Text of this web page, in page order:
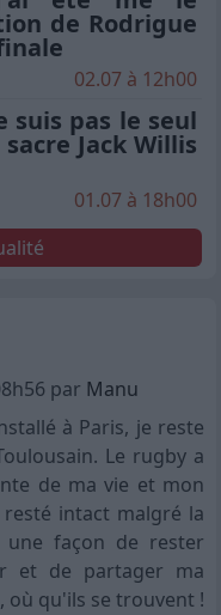
de Rodrigue
02.07 à 12h00
suis pas le seul
Jack Willis
01.07 à 18h00
par Manu
à Paris, je reste
Le rugby a
de ma vie et mon
intact malgré la
façon de rester
et de partager ma
où qu'ils se trouvent !